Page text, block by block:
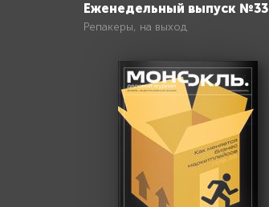
Еженедельный выпуск №33
Репакеры, на выход